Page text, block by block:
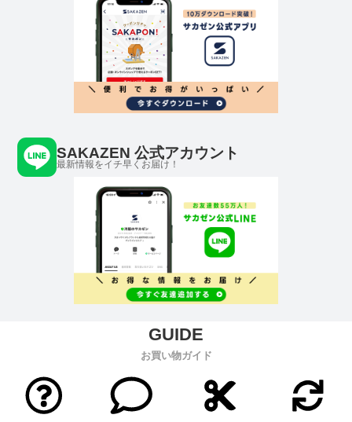
SAKAZEN 公式アカウント
最新情報をイチ早くお届け！
お買い物ガイド